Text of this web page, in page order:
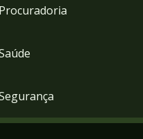
Procuradoria